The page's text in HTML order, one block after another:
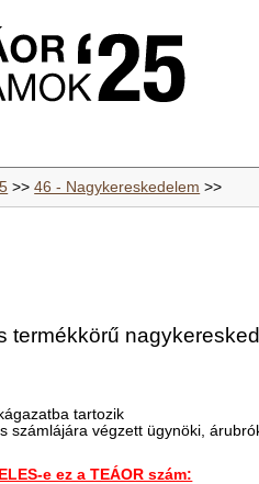
>>46 - Nagykereskedelem >>
termékkörű
tartozik
számlájára végzett ügynöki,
e ez a TEÁOR szám: